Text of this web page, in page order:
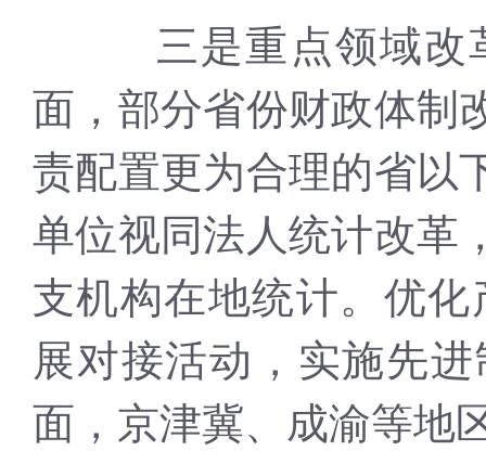
三是重点领域改
面，部分省份财政体制
责配置更为合理的省以
单位视同法人统计改革
支机构在地统计。优
展对接活动，实施先
面，京津冀、成渝等地